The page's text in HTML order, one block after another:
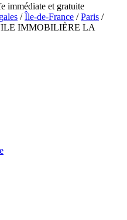
immédiate et gratuite
/Île-de-France /Paris /
IMMOBILIÈRE LA